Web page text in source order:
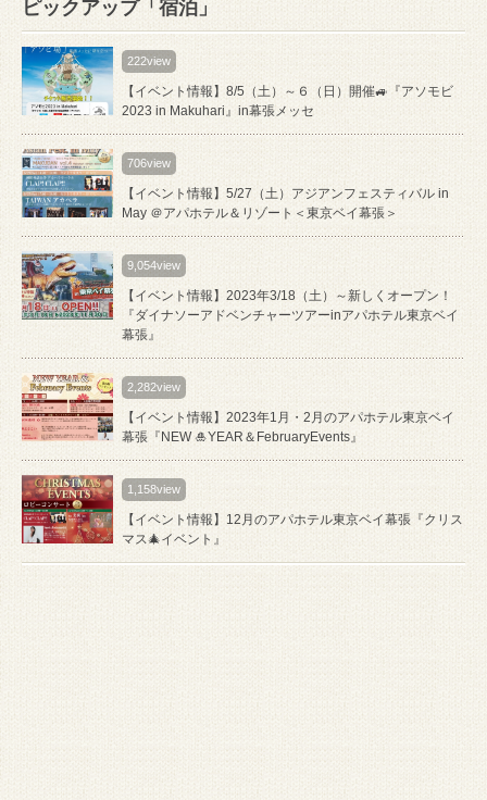
ピックアップ「宿泊」
222view
【イベント情報】8/5（土）～６（日）開催🚙『アソモビ
2023 in Makuhari』in幕張メッセ
706view
【イベント情報】5/27（土）アジアンフェスティバル in
May ＠アパホテル＆リゾート＜東京ベイ幕張＞
9,054view
【イベント情報】2023年3/18（土）～新しくオープン！
『ダイナソーアドベンチャーツアーinアパホテル東京ベイ
幕張』
2,282view
【イベント情報】2023年1月・2月のアパホテル東京ベイ
幕張『NEW 🎍YEAR＆FebruaryEvents』
1,158view
【イベント情報】12月のアパホテル東京ベイ幕張『クリス
マス🎄イベント』